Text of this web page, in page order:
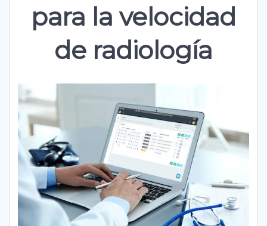
para la velocidad
de radiología